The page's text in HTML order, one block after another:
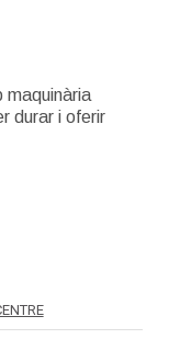
maquinària
durar i oferir